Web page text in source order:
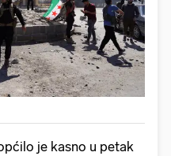
je kasno u petak